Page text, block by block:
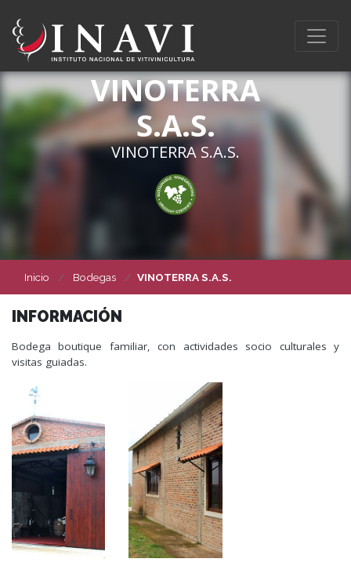
VINOTERRA
S.A.S.
VINOTERRA S.A.S.
Inicio Bodegas VINOTERRA S.A.S.
INFORMACIÓN
Bodega boutique familiar, con actividades socio culturales y
visitas guiadas.